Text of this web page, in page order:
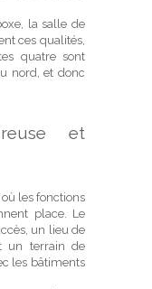
la salle de
ces qualités,
quatre sont
nord, et donc
et
les fonctions
place. Le
un lieu de
un terrain de
les bâtiments